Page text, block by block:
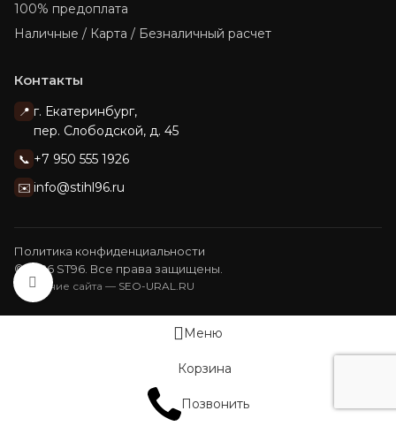
Нажмите, чтобы увеличить изображение
100% предоплата
Наличные / Карта / Безналичный расчет
Контакты
📍 г. Екатеринбург,
пер. Слободской, д. 45
📞 +7 950 555 1926
✉️ info@stihl96.ru
Политика конфиденциальности
© 2026 ST96. Все права защищены.
Создание сайта — SEO-URAL.RU
Меню
Корзина
Позвонить